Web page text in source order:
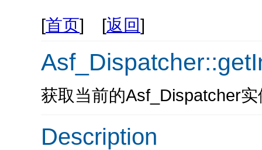
[首页] [返回]
获取当前的Asf_Dispatcher
Description